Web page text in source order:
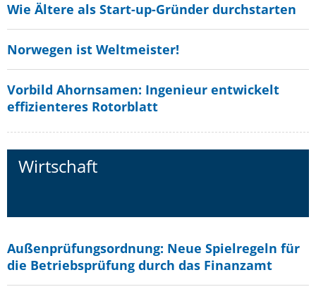
Wie Ältere als Start-up-Gründer durchstarten
Norwegen ist Weltmeister!
Vorbild Ahornsamen: Ingenieur entwickelt
effizienteres Rotorblatt
Wirtschaft
Außenprüfungsordnung: Neue Spielregeln für
die Betriebsprüfung durch das Finanzamt